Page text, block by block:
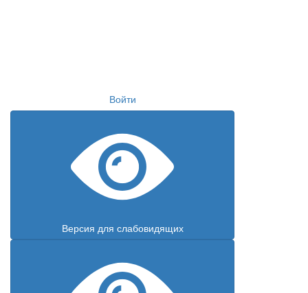
Войти
Версия для слабовидящих